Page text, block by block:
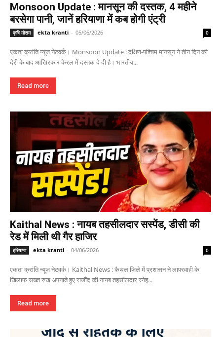
Monsoon Update : मानसून की दस्तक, 4 महीने
बरसेगा पानी, जानें हरियाणा में कब होगी एंट्री
कृषि मौसम ekta kranti - 05/06/2026 0
एकता क्रांति न्यूज नेटवर्क। Monsoon Update : दक्षिण-पश्चिम मानसून ने तीन दिन की
देरी के बाद आखिरकार केरल में दस्तक दे दी है। भारतीय...
Read more
Kaithal News : नायब तहसीलदार सस्पेंड, डीसी की
रेड में मिली थी गैर हाजिर
हरियाणा ekta kranti - 04/06/2026 0
एकता क्रांति न्यूज नेटवर्क। Kaithal News : कैथल जिले में प्रशासन ने लापरवाही के
खिलाफ सख्त रुख अपनाते हुए राजौंद की नायब तहसीलदार स्नेह...
Read more